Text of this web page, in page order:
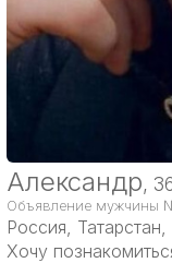
Александр,
Объявление мужчины
Россия,
Хочу